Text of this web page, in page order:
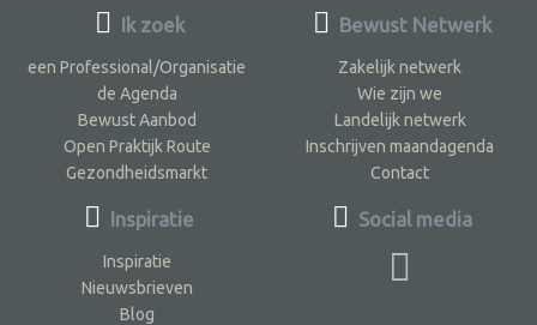
Ik zoek
een Professional/Organisatie
de Agenda
Bewust Aanbod
Open Praktijk Route
Gezondheidsmarkt
Inspiratie
Inspiratie
Nieuwsbrieven
Blog
Bewust Netwerk
Zakelijk netwerk
Wie zijn we
Landelijk netwerk
Inschrijven maandagenda
Contact
Social media